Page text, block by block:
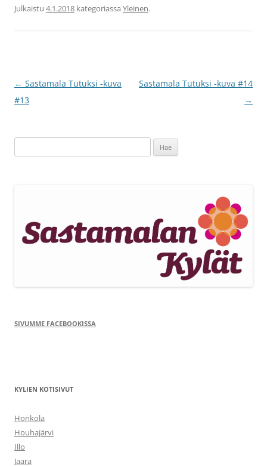
Julkaistu 4.1.2018 kategoriassa Yleinen.
Artikkelien
selaus
← Sastamala Tutuksi -kuva
#13
Sastamala Tutuksi -kuva #14
→
SIVUMME FACEBOOKISSA
KYLIEN KOTISIVUT
Honkola
Houhajärvi
Illo
Jaara